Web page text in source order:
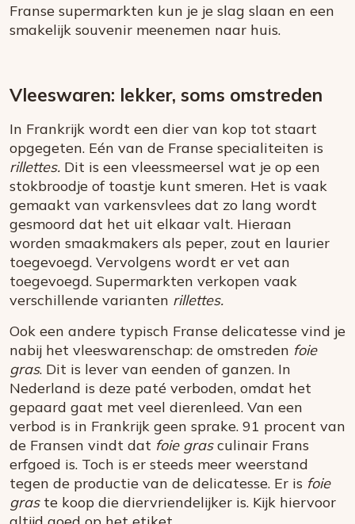
Franse supermarkten kun je je slag slaan en een
smakelijk souvenir meenemen naar huis.
Vleeswaren: lekker, soms omstreden
In Frankrijk wordt een dier van kop tot staart
opgegeten. Eén van de Franse specialiteiten is
rillettes. Dit is een vleessmeersel wat je op een
stokbroodje of toastje kunt smeren. Het is vaak
gemaakt van varkensvlees dat zo lang wordt
gesmoord dat het uit elkaar valt. Hieraan
worden smaakmakers als peper, zout en laurier
toegevoegd. Vervolgens wordt er vet aan
toegevoegd. Supermarkten verkopen vaak
verschillende varianten rillettes.
Ook een andere typisch Franse delicatesse vind je
nabij het vleeswarenschap: de omstreden foie
gras. Dit is lever van eenden of ganzen. In
Nederland is deze paté verboden, omdat het
gepaard gaat met veel dierenleed. Van een
verbod is in Frankrijk geen sprake. 91 procent van
de Fransen vindt dat foie grasculinair Frans
erfgoed is. Toch is er steeds meer weerstand
tegen de productie van de delicatesse. Er is foie
graste koop die diervriendelijker is. Kijk hiervoor